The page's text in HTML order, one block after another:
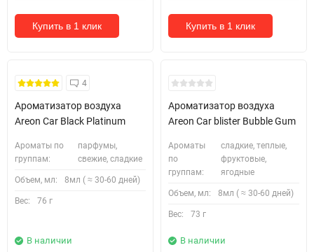
Купить в 1 клик Купить в 1 клик
4
Ароматизатор воздуха
Areon Car Black Platinum
Ароматы по
группам:
парфумы,
свежие, сладкие
Объем, мл: 8мл ( ≈ 30-60 дней)
Вес: 76 г
В наличии
Ароматизатор воздуха
Areon Car blister Bubble Gum
Ароматы
по
группам:
сладкие, теплые,
фруктовые,
ягодные
Объем, мл: 8мл ( ≈ 30-60 дней)
Вес: 73 г
В наличии